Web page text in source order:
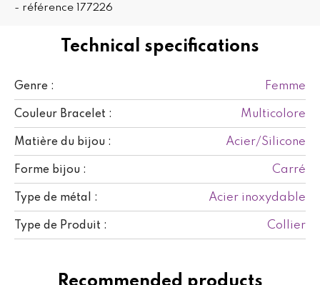
Technical specifications
Genre : Femme
Couleur Bracelet : Multicolore
Matière du bijou : Acier/Silicone
Forme bijou : Carré
Type de métal : Acier inoxydable
Type de Produit : Collier
- référence 177226